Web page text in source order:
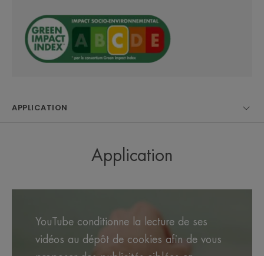
pour les peaux sensibles, visage
Avantages
APPLICATION
Application
YouTube conditionne la lecture de ses
vidéos au dépôt de cookies afin de vous